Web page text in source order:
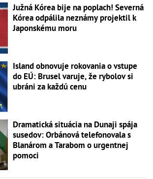
Južná Kórea bije na poplach! Severná
Kórea odpálila neznámy projektil k
Japonskému moru
Island obnovuje rokovania o vstupe
do EÚ: Brusel varuje, že rybolov si
ubráni za každú cenu
Dramatická situácia na Dunaji spája
susedov: Orbánová telefonovala s
Blanárom a Tarabom o urgentnej
pomoci